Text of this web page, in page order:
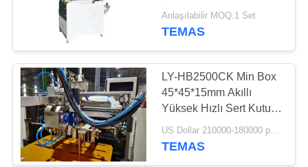
Şekillendirme Makinesi
Kararlı hız 16-22pcs /
Anlaşılabilir MOQ:1 Set
TEMAS
LY-HB2500CK Min Box
45*45*15mm Akıllı
Yüksek Hızlı Sert Kutusu
Yapma Makinesi Akıllı
Telefon Kutusu Üretimi
US Dollar 210000-180000 per set MOQ:1 Set
TEMAS